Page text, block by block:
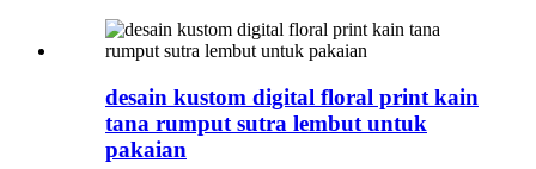
desain kustom digital floral print kain
tana rumput sutra lembut untuk
pakaian